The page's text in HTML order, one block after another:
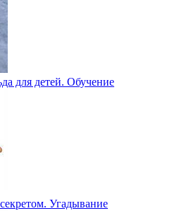
для детей. Обучение
Угадывание